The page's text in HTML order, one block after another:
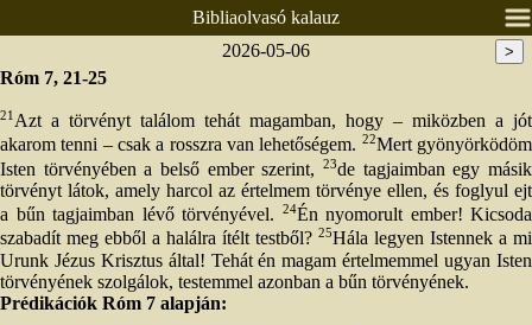
Nyitólap
Presbitérium
Csoportok
Alkalmaink
Prédikációk
Élő közvetítés
Áldás, békesség!
Bibliaolvasó kalauz
2026-05-06
>
Róm 7, 21-25
21 Azt a törvényt találom tehát magamban, hogy – miközben a jót
akarom tenni – csak a rosszra van lehetőségem. 22Mert gyönyörködöm
Isten törvényében a belső ember szerint,
23de tagjaimban egy másik
törvényt látok, amely harcol az értelmem törvénye ellen, és foglyul ejt
a bűn tagjaimban lévő törvényével.
24Én nyomorult ember! Kicsoda
szabadít meg ebből a halálra ítélt testből? 25Hála legyen Istennek a mi
Urunk Jézus Krisztus által! Tehát én magam értelmemmel ugyan Isten
törvényének szolgálok, testemmel azonban a bűn törvényének.
Prédikációk Róm 7 alapján: